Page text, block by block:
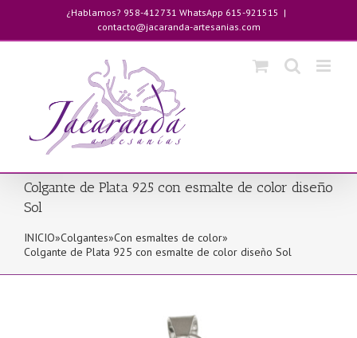
contenido
¿Hablamos? 958-412731 WhatsApp 615-921515 |
contacto@jacaranda-artesanias.com
Colgante de Plata 925 con esmalte de color diseño
Sol
INICIO»Colgantes»Con esmaltes de color»
Colgante de Plata 925 con esmalte de color diseño Sol